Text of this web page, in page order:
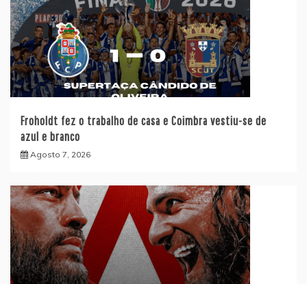
Froholdt fez o trabalho de casa e Coimbra vestiu-se de
azul e branco
Agosto 7, 2026